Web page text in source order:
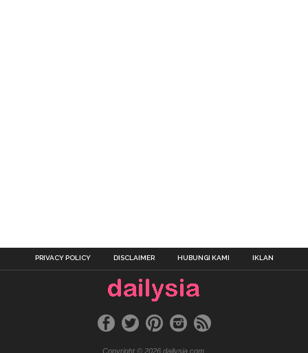
PRIVACY POLICY DISCLAIMER HUBUNGI KAMI IKLAN
Copyright © 2026 dailysia.com.